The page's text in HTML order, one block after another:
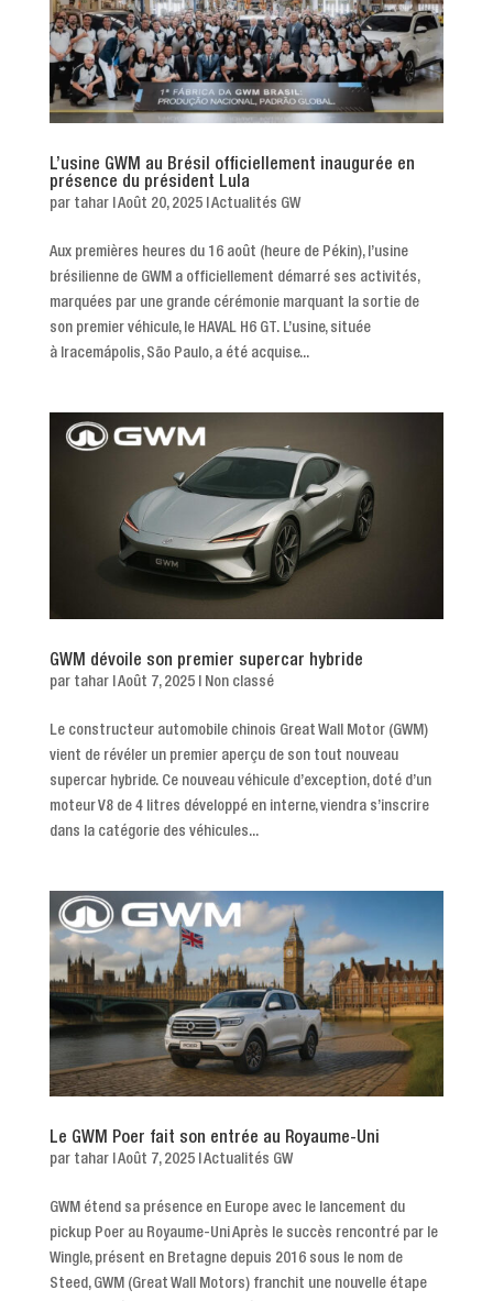
L’usine GWM au Brésil officiellement inaugurée en
présence du président Lula
par tahar| Août 20, 2025| Actualités GW
Aux premières heures du 16 août (heure de Pékin), l’usine
brésilienne de GWM a officiellement démarré ses activités,
marquées par une grande cérémonie marquant la sortie de
son premier véhicule, le HAVAL H6 GT. L’usine, située
à Iracemápolis, São Paulo, a été acquise...
GWM dévoile son premier supercar hybride
par tahar| Août 7, 2025| Non classé
Le constructeur automobile chinois Great Wall Motor (GWM)
vient de révéler un premier aperçu de son tout nouveau
supercar hybride. Ce nouveau véhicule d’exception, doté d’un
moteur V8 de 4 litres développé en interne, viendra s’inscrire
dans la catégorie des véhicules...
Le GWM Poer fait son entrée au Royaume-Uni
par tahar| Août 7, 2025| Actualités GW
GWM étend sa présence en Europe avec le lancement du
pickup Poer au Royaume-Uni Après le succès rencontré par le
Wingle, présent en Bretagne depuis 2016 sous le nom de
Steed, GWM (Great Wall Motors) franchit une nouvelle étape